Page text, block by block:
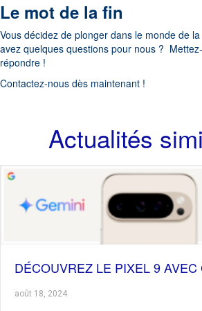
Le mot de la fin
Vous décidez de plonger dans le monde de
avez quelques questions pour nous ?
répondre !
Contactez-nous dès maintenant !
Actualités
DÉCOUVREZ LE PIXEL 9 AVEC
août 18, 2024